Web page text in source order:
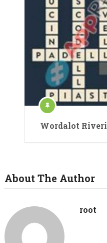
Wordalot
About The Author
root